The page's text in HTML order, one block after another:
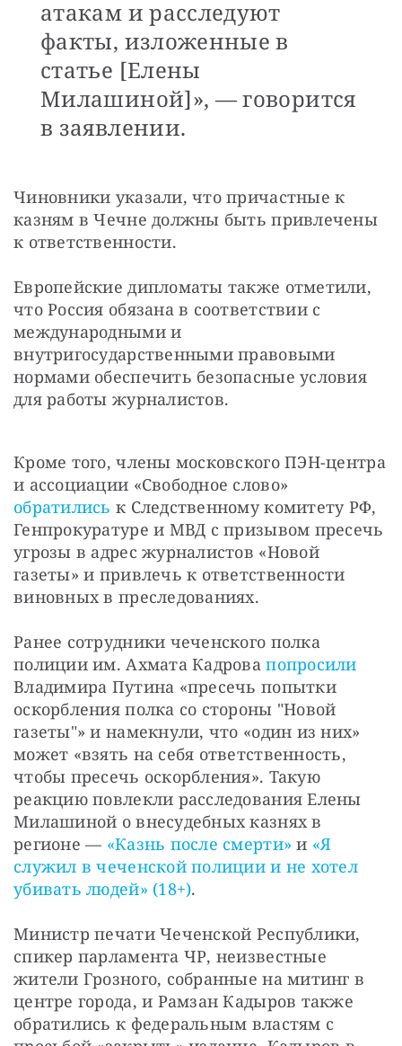
атакам и расследуют
факты, изложенные в
статье [Елены
Милашиной]», — говорится
в заявлении.
Чиновники указали, что причастные к
казням в Чечне должны быть привлечены
к ответственности.
Европейские дипломаты также отметили,
что Россия обязана в соответствии с
международными и
внутригосударственными правовыми
нормами обеспечить безопасные условия
для работы журналистов.
Кроме того, члены московского ПЭН-центра
обратились к Следственному комитету РФ,
Генпрокуратуре и МВД с призывом пресечь
угрозы в адрес журналистов «Новой
газеты» и привлечь к ответственности
виновных в преследованиях.
Ранее сотрудники чеченского полка
полиции им. Ахмата Кадрова попросили
Владимира Путина «пресечь попытки
оскорбления полка со стороны "Новой
газеты"» и намекнули, что «один из них»
может «взять на себя ответственность,
чтобы пресечь оскорбления». Такую
реакцию повлекли расследования Елены
Милашиной о внесудебных казнях в
регионе — «Казнь после смерти» и «Я
служил в чеченской полиции и не хотел
убивать людей» (18+).
Министр печати Чеченской Республики,
спикер парламента ЧР, неизвестные
жители Грозного, собранные на митинг в
центре города, и Рамзан Кадыров также
обратились к федеральным властям с